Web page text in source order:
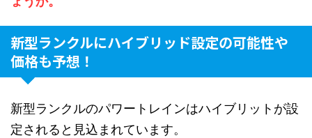
新型ランクルにハイブリッド設定の可能性や
価格も予想！
新型ランクルのパワートレインはハイブリットが設
定されると見込まれています。